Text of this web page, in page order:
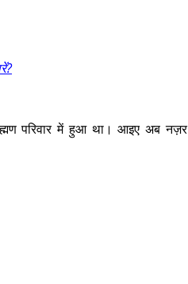
परिवार में हुआ था। आइए अब